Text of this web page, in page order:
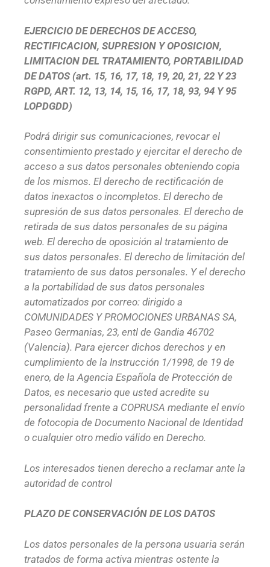
EJERCICIO DE DERECHOS DE ACCESO,
RECTIFICACION, SUPRESION Y OPOSICION,
LIMITACION DEL TRATAMIENTO, PORTABILIDAD
DE DATOS (art. 15, 16, 17, 18, 19, 20, 21, 22 Y 23
RGPD, ART. 12, 13, 14, 15, 16, 17, 18, 93, 94 Y 95
LOPDGDD)
Podrá dirigir sus comunicaciones, revocar el
consentimiento prestado y ejercitar el derecho de
acceso a sus datos personales obteniendo copia
de los mismos. El derecho de rectificación de
datos inexactos o incompletos. El derecho de
supresión de sus datos personales. El derecho de
retirada de sus datos personales de su página
web. El derecho de oposición al tratamiento de
sus datos personales. El derecho de limitación del
tratamiento de sus datos personales. Y el derecho
a la portabilidad de sus datos personales
automatizados por correo: dirigido a
COMUNIDADES Y PROMOCIONES URBANAS SA,
Paseo Germanias, 23, entl de Gandia 46702
(Valencia). Para ejercer dichos derechos y en
cumplimiento de la Instrucción 1/1998, de 19 de
enero, de la Agencia Española de Protección de
Datos, es necesario que usted acredite su
personalidad frente a COPRUSA mediante el envío
de fotocopia de Documento Nacional de Identidad
o cualquier otro medio válido en Derecho.
Los interesados tienen derecho a reclamar ante la
autoridad de control
PLAZO DE CONSERVACIÓN DE LOS DATOS
Los datos personales de la persona usuaria serán
tratados de forma activa mientras ostente la